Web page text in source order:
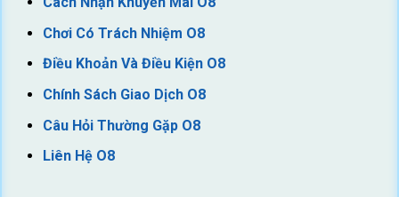
Chơi Có Trách Nhiệm O8
Điều Khoản Và Điều Kiện O8
Chính Sách Giao Dịch O8
Câu Hỏi Thường Gặp O8
Liên Hệ O8